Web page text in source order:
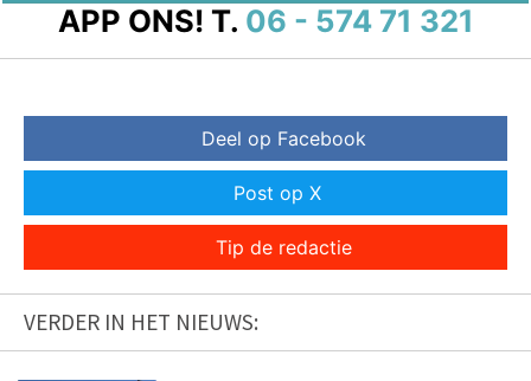
APP ONS! T. 06 - 574 71 321
Deel op Facebook
Post op X
Tip de redactie
VERDER IN HET NIEUWS: